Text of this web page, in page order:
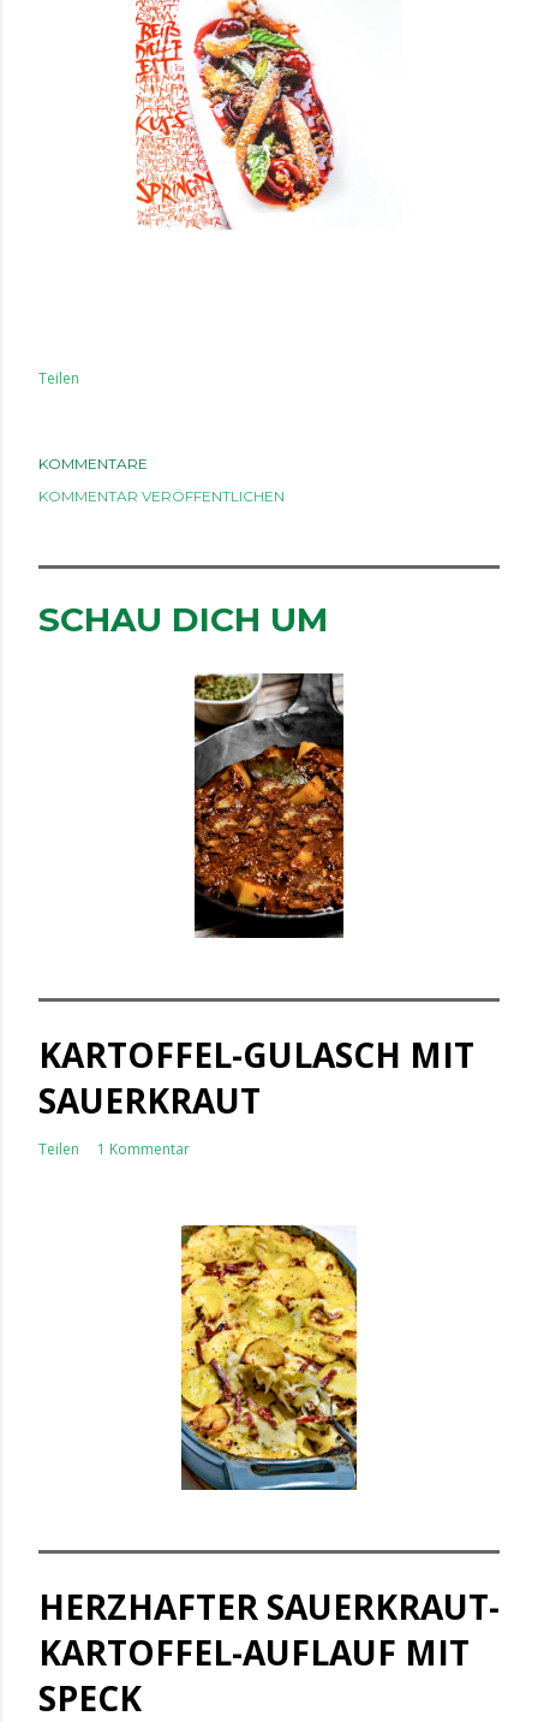
Teilen
KOMMENTARE
KOMMENTAR VERÖFFENTLICHEN
SCHAU DICH UM
KARTOFFEL-GULASCH MIT
SAUERKRAUT
Teilen 1 Kommentar
HERZHAFTER SAUERKRAUT-
KARTOFFEL-AUFLAUF MIT
SPECK